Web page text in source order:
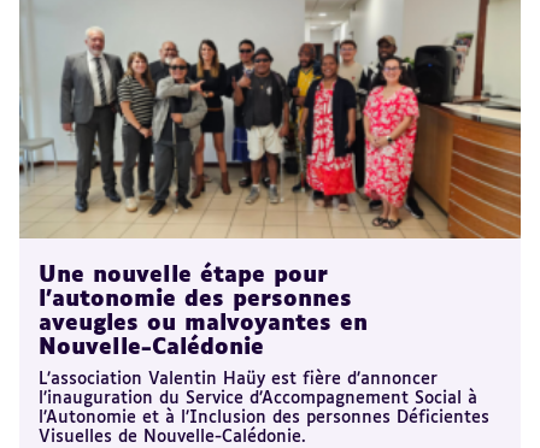
Une nouvelle étape pour
l’autonomie des personnes
aveugles ou malvoyantes en
Nouvelle-Calédonie
L’association Valentin Haüy est fière d’annoncer
l’inauguration du Service d’Accompagnement Social à
l’Autonomie et à l’Inclusion des personnes Déficientes
Visuelles de Nouvelle-Calédonie.